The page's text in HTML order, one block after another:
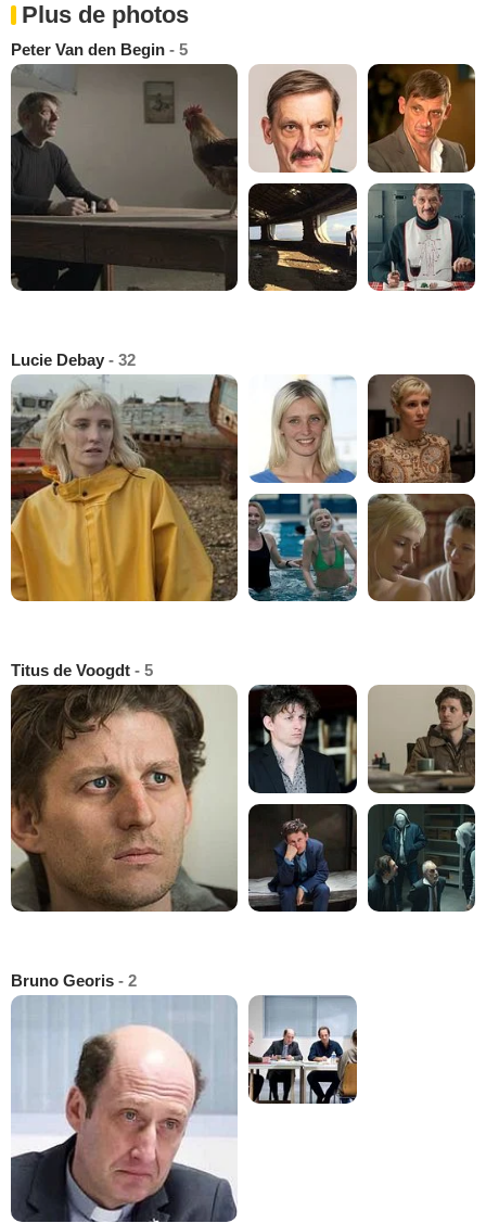
Plus de photos
Peter Van den Begin - 5
Lucie Debay - 32
Titus de Voogdt - 5
Bruno Georis - 2